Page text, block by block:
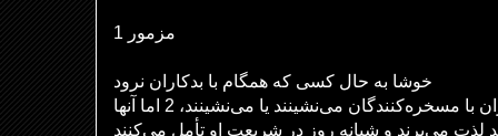
مزمور 1
خوشا به حال کسی که همگام با بدکاران نرود
یا در راهی بایستید که گناهکاران با مسخره‌کنندگان می‌نشینند یا می‌نشینند، 2 اما آنها